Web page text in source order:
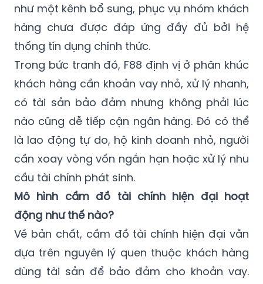
như một kênh bổ sung, phục vụ nhóm khách
hàng chưa được đáp ứng đầy đủ bởi hệ
thống tín dụng chính thức.
Trong bức tranh đó, F88 định vị ở phân khúc
khách hàng cần khoản vay nhỏ, xử lý nhanh,
có tài sản bảo đảm nhưng không phải lúc
nào cũng dễ tiếp cận ngân hàng. Đó có thể
là lao động tự do, hộ kinh doanh nhỏ, người
cần xoay vòng vốn ngắn hạn hoặc xử lý nhu
cầu tài chính phát sinh.
Mô hình cầm đồ tài chính hiện đại hoạt
động như thế nào?
Về bản chất, cầm đồ tài chính hiện đại vẫn
dựa trên nguyên lý quen thuộc khách hàng
dùng tài sản để bảo đảm cho khoản vay.